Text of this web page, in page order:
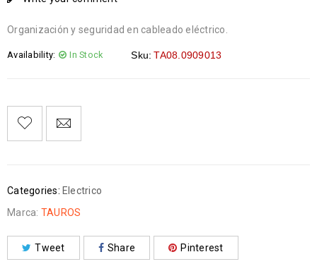
Organización y seguridad en cableado eléctrico.
Availability: In Stock Sku: TA08.0909013
Categories: Electrico
Marca: TAUROS
Tweet Share Pinterest